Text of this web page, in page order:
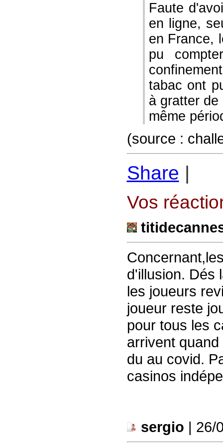
Faute
en ligne,
en France,
pu
tabac ont
à gratter
même
(source :
Share |
Vos
d'illusion. Dés
les joueurs
joueur reste
pour tous les
arrivent
du au covid.
casinos
sergio | 26/